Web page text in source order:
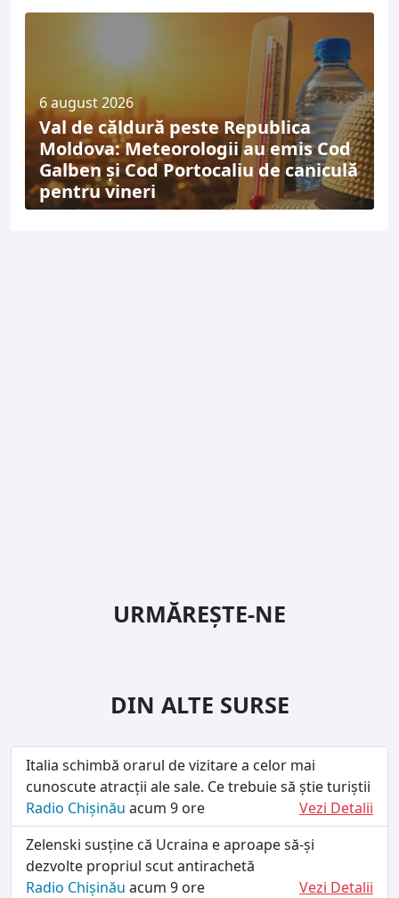
6 august 2026
Val de căldură peste Republica
Moldova: Meteorologii au emis Cod
Galben și Cod Portocaliu de caniculă
pentru vineri
URMĂREȘTE-NE
DIN ALTE SURSE
Italia schimbă orarul de vizitare a celor mai
cunoscute atracții ale sale. Ce trebuie să știe turiștii
Radio Chișinău acum 9 ore
Vezi Detalii
Zelenski susține că Ucraina e aproape să-și
dezvolte propriul scut antirachetă
Radio Chișinău acum 9 ore
Vezi Detalii